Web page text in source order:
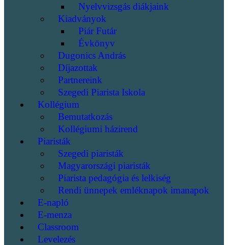
Nyelvvizsgás diákjaink
Kiadványok
Piár Futár
Évkönyv
Dugonics András
Díjazottak
Partnereink
Szegedi Piarista Iskola
Kollégium
Bemutatkozás
Kollégiumi házirend
Piaristák
Szegedi piaristák
Magyarországi piaristák
Piarista pedagógia és lelkiség
Rendi ünnepek emléknapok imanapok
E-napló
E-menza
Classroom
Levelezés